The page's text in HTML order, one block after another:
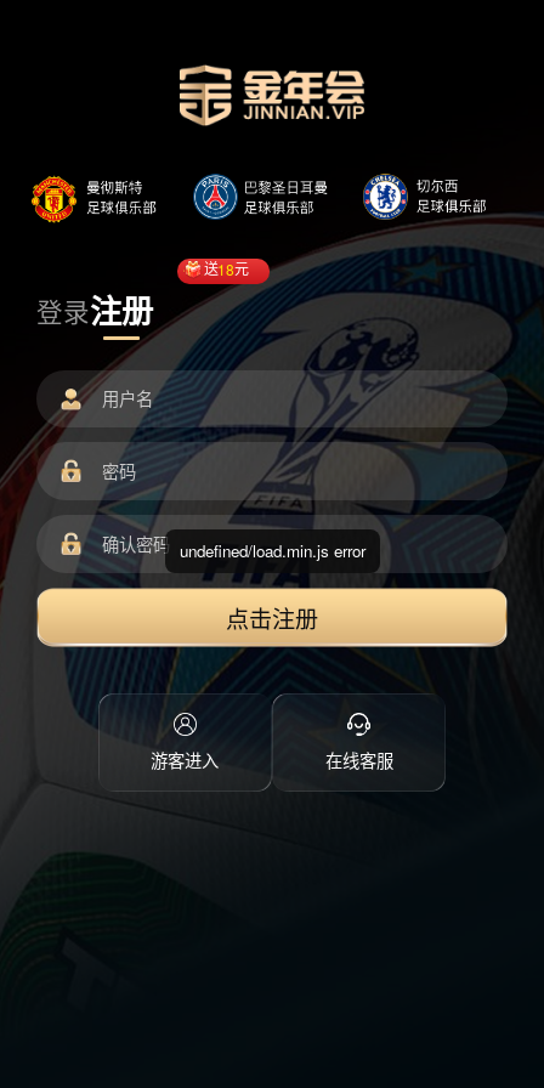
登录注册
送18元
点击注册
游客进入 在线客服
undefined/load.min.js error